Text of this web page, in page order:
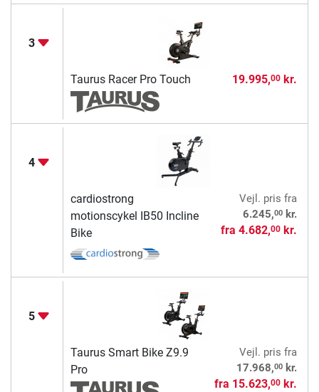
3
Taurus Racer Pro Touch 19.995,00kr.
4
cardiostrong
motionscykel IB50 Incline
Bike
Vejl. pris fra
6.245,00kr.
fra 4.682,00kr.
5
Taurus Smart Bike Z9.9
Pro
Vejl. pris fra
17.968,00kr.
fra 15.623,00kr.